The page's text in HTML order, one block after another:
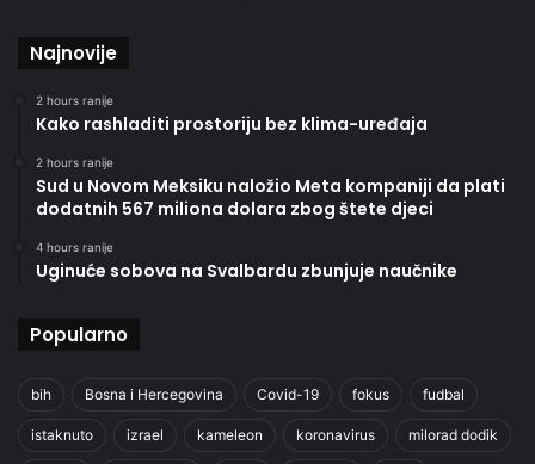
Najnovije
2 hours ranije
Kako rashladiti prostoriju bez klima-uređaja
2 hours ranije
Sud u Novom Meksiku naložio Meta kompaniji da plati
dodatnih 567 miliona dolara zbog štete djeci
4 hours ranije
Uginuće sobova na Svalbardu zbunjuje naučnike
Popularno
bih Bosna i Hercegovina Covid-19 fokus fudbal
istaknuto izrael kameleon koronavirus milorad dodik